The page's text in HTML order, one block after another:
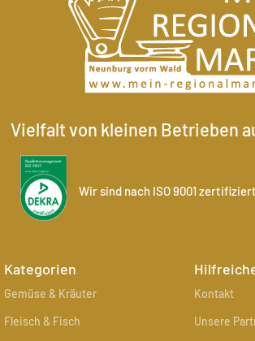
Vielfalt von kleinen Betrieben
Wir sind nach ISO 9001 zertifiziert
Kategorien
Gemüse & Kräuter
Fleisch & Fisch
Kontakt
Unsere